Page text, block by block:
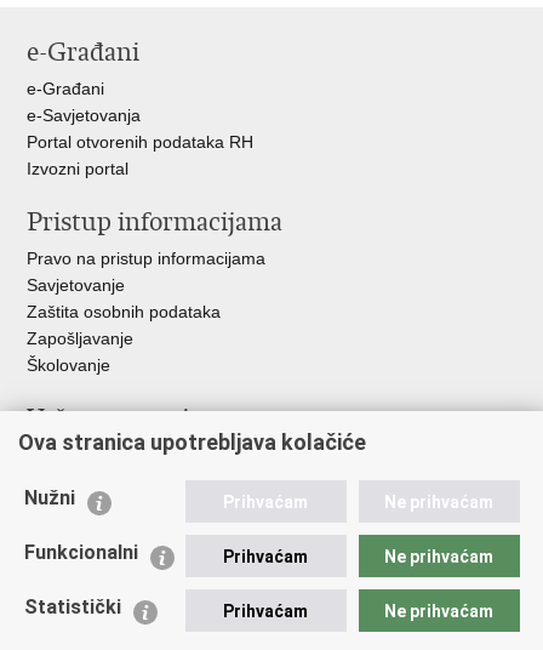
FacebookuTwitteru
e-Građani
e-Građani
e-Savjetovanja
Portal otvorenih podataka RH
Izvozni portal
Pristup informacijama
Pravo na pristup informacijama
Savjetovanje
Zaštita osobnih podataka
Zapošljavanje
Školovanje
Važne poveznice
Ministarstvo unutarnjih poslova
Udruge
Policijska akademija
Zaklada policijske solidarnosti
Ova stranica upotrebljava kolačiće
Nužni Prihvaćam Ne prihvaćam
Funkcionalni Prihvaćam Ne prihvaćam
Statistički Prihvaćam Ne prihvaćam